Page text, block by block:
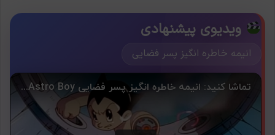
ویدیوی پیشنهادی
انیمه خاطره انگیز پسر فضایی